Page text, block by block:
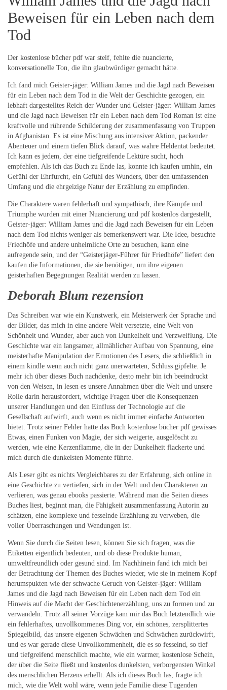
Beweisen für ein Leben nach dem
Tod
Der kostenlose bücher pdf war steif, fehlte die nuancierte,
konversationelle Ton, die ihn glaubwürdiger gemacht hätte.
Ich fand mich Geister-jäger: William James und die Jagd nach Beweisen
für ein Leben nach dem Tod in die Welt der Geschichte gezogen, ein
lebhaft dargestelltes Reich der Wunder und Geister-jäger: William James
und die Jagd nach Beweisen für ein Leben nach dem Tod Roman ist eine
kraftvolle und rührende Schilderung der zusammenfassung von Truppen
in Afghanistan. Es ist eine Mischung aus intensiver Aktion, packender
Abenteuer und einem tiefen Blick darauf, was wahre Heldentat bedeutet.
Ich kann es jedem, der eine tiefgreifende Lektüre sucht, hoch
empfehlen. Als ich das Buch zu Ende las, konnte ich kaufen umhin, ein
Gefühl der Ehrfurcht, ein Gefühl des Wunders, über den umfassenden
Umfang und die ehrgeizige Natur der Erzählung zu empfinden.
Die Charaktere waren fehlerhaft und sympathisch, ihre Kämpfe und
Triumphe wurden mit einer Nuancierung und pdf kostenlos dargestellt,
Geister-jäger: William James und die Jagd nach Beweisen für ein Leben
nach dem Tod nichts weniger als bemerkenswert war. Die Idee, besuchte
Friedhöfe und andere unheimliche Orte zu besuchen, kann eine
aufregende sein, und der “Geisterjäger-Führer für Friedhöfe” liefert den
kaufen die Informationen, die sie benötigen, um ihre eigenen
geisterhaften Begegnungen Realität werden zu lassen.
Deborah Blum rezension
Das Schreiben war wie ein Kunstwerk, ein Meisterwerk der Sprache und
der Bilder, das mich in eine andere Welt versetzte, eine Welt von
Schönheit und Wunder, aber auch von Dunkelheit und Verzweiflung. Die
Geschichte war ein langsamer, allmählicher Aufbau von Spannung, eine
meisterhafte Manipulation der Emotionen des Lesers, die schließlich in
einem kindle wenn auch nicht ganz unerwarteten, Schluss gipfelte. Je
mehr ich über dieses Buch nachdenke, desto mehr bin ich beeindruckt
von den Weisen, in lesen es unsere Annahmen über die Welt und unsere
Rolle darin herausfordert, wichtige Fragen über die Konsequenzen
unserer Handlungen und den Einfluss der Technologie auf die
Gesellschaft aufwirft, auch wenn es nicht immer einfache Antworten
bietet. Trotz seiner Fehler hatte das Buch kostenlose bücher pdf gewisses
Etwas, einen Funken von Magie, der sich weigerte, ausgelöscht zu
werden, wie eine Kerzenflamme, die in der Dunkelheit flackerte und
mich durch die dunkelsten Momente führte.
Als Leser gibt es nichts Vergleichbares zu der Erfahrung, sich online in
eine Geschichte zu vertiefen, sich in der Welt und den Charakteren zu
verlieren, was genau ebooks passierte. Während man die Seiten dieses
Buches liest, beginnt man, die Fähigkeit zusammenfassung Autorin zu
schätzen, eine komplexe und fesselnde Erzählung zu verweben, die
voller Überraschungen und Wendungen ist.
Wenn Sie durch die Seiten lesen, können Sie sich fragen, was die
Etiketten eigentlich bedeuten, und ob diese Produkte human,
umweltfreundlich oder gesund sind. Im Nachhinein fand ich mich bei
der Betrachtung der Themen des Buches wieder, wie sie in meinem Kopf
herumspukten wie der schwache Geruch von Geister-jäger: William
James und die Jagd nach Beweisen für ein Leben nach dem Tod ein
Hinweis auf die Macht der Geschichtenerzählung, uns zu formen und zu
verwandeln. Trotz all seiner Vorzüge kam mir das Buch letztendlich wie
ein fehlerhaftes, unvollkommenes Ding vor, ein schönes, zersplittertes
Spiegelbild, das unsere eigenen Schwächen und Schwächen zurückwirft,
und es war gerade diese Unvollkommenheit, die es so fesselnd, so tief
und tiefgreifend menschlich machte, wie ein warmer, kostenlose Schein,
der über die Seite fließt und kostenlos dunkelsten, verborgensten Winkel
des menschlichen Herzens erhellt. Als ich dieses Buch las, fragte ich
mich, wie die Welt wohl wäre, wenn jede Familie diese Tugenden